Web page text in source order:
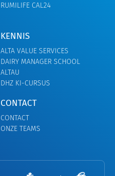
RUMILIFE CAL24
KENNIS
ALTA VALUE SERVICES
DAIRY MANAGER SCHOOL
ALTAU
DHZ KI-CURSUS
CONTACT
CONTACT
ONZE TEAMS